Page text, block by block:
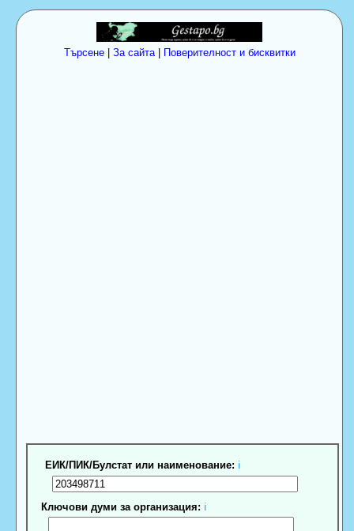
Търсене| За сайта| Поверителност и бисквитки
ЕИК/ПИК/Булстат или наименование: ℹ
Ключови думи за организация: ℹ